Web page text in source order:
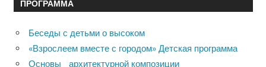
ПРОГРАММА
Беседы с детьми о высоком
«Взрослеем вместе с городом» Детская программа
Основы архитектурной композиции